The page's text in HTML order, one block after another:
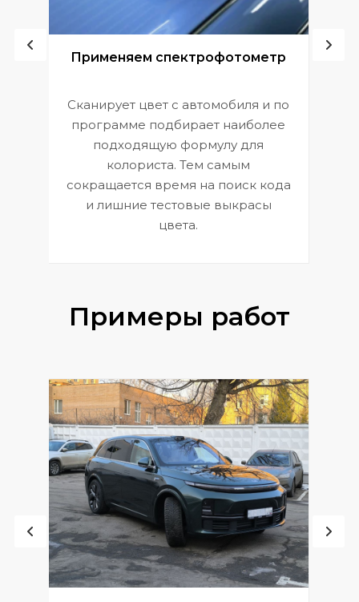
Применяем спектрофотометр
Сканирует цвет с автомобиля и по
программе подбирает наиболее
подходящую формулу для
колориста. Тем самым
сокращается время на поиск кода
и лишние тестовые выкрасы
цвета.
Примеры работ